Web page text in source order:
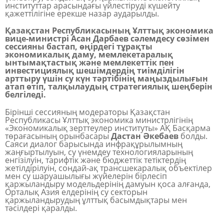
институттар арасындағы үйлестіруді күшейту
қажеттілігіне ерекше назар аударылды.
Қазақстан Республикасының Ұлттық экономика
вице-министрі Асан Дарбаев сәлемдесу сөзімен
сессияны бастап, өңірдегі тұрақты
экономикалық даму, мемлекетаралық
ынтымақтастық және мемлекеттік пен
инвестициялық шешімдердің тиімділігін
арттыру үшін су күн тәртібінің маңыздылығын
атап өтіп, талқылаудың стратегиялық шеңберін
белгіледі.
Бірінші сессияның модераторы Қазақстан
Республикасы Ұлттық экономика министрлігінің
«Экономикалық зерттеулер институты» АҚ Басқарма
төрағасының орынбасарыДастан Әкебаев болды.
Саяси диалог барысында инфрақұрылымның
жаңғыртылуын, су үнемдеу технологияларының
енгізілуін, тарифтік және бюджеттік тетіктердің
жетілдірілуін, сондай-ақ трансшекаралық объектілер
мен су шаруашылығы жүйелерін бірлесіп
қаржыландыру модельдерінің дамуын қоса алғанда,
Орталық Азия елдерінің су секторын
қаржыландырудың ұлттық басымдықтары мен
тәсілдері қаралды.